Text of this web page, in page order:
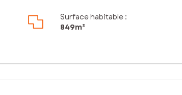
Surface habitable :
849m²